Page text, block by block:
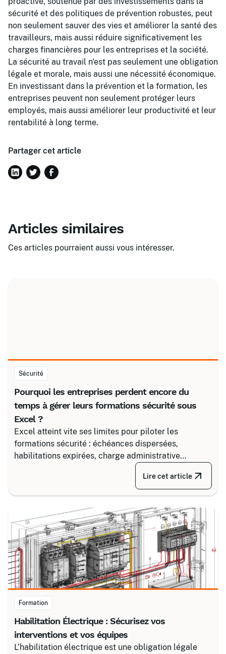
sécurité et des politiques de prévention robustes, peut
non seulement sauver des vies et améliorer la santé des
travailleurs, mais aussi réduire significativement les
charges financières pour les entreprises et la société.
La sécurité au travail n'est pas seulement une obligation
légale et morale, mais aussi une nécessité économique.
En investissant dans la prévention et la formation, les
entreprises peuvent non seulement protéger leurs
employés, mais aussi améliorer leur productivité et leur
rentabilité à long terme.
Partager cet article
Articles similaires
Ces articles pourraient aussi vous intéresser.
Sécurité
Pourquoi les entreprises perdent encore du
temps à gérer leurs formations sécurité sous
Excel ?
Excel atteint vite ses limites pour piloter les
formations sécurité : échéances dispersées,
habilitations expirées, charge administrative
croissante. Découvrez comment structurer un suivi
fiable en associant un partenaire spécialisé comme
Certalis et un logiciel de gestion de formation (TMS).
Lire cet article
Formation
Habilitation Électrique : Sécurisez vos
interventions et vos équipes
L’habilitation électrique est une obligation légale